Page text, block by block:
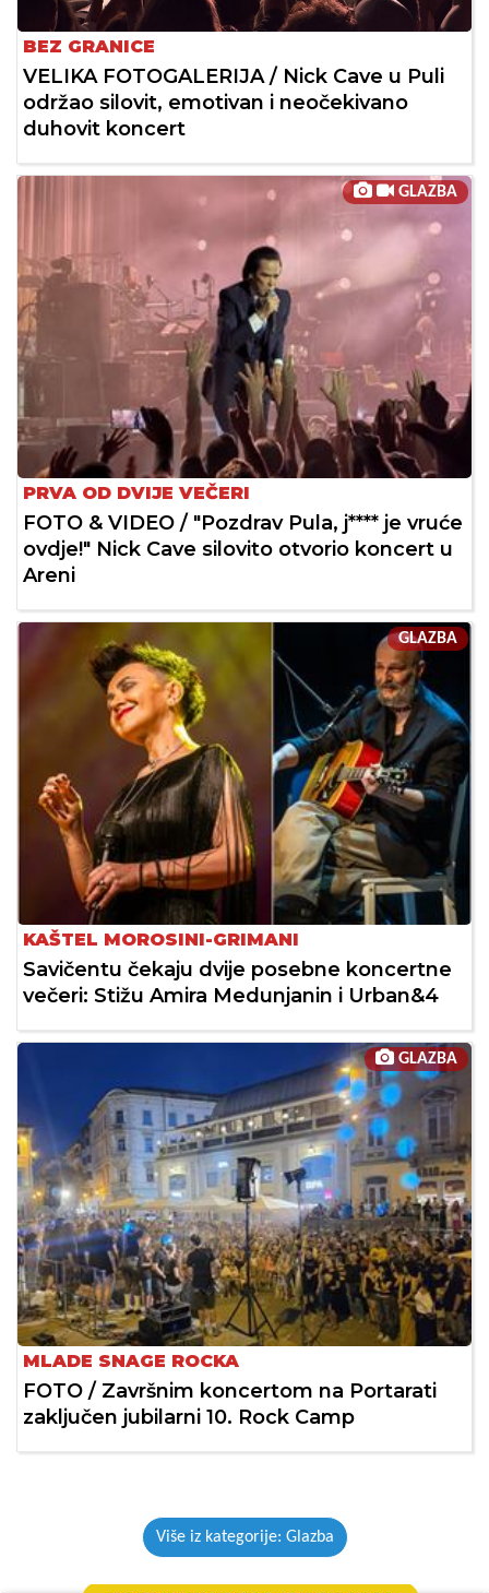
BEZ GRANICE
VELIKA FOTOGALERIJA / Nick Cave u Puli
održao silovit, emotivan i neočekivano
duhovit koncert
GLAZBA
PRVA OD DVIJE VEČERI
FOTO & VIDEO / "Pozdrav Pula, j**** je vruće
ovdje!" Nick Cave silovito otvorio koncert u
Areni
GLAZBA
KAŠTEL MOROSINI-GRIMANI
Savičentu čekaju dvije posebne koncertne
večeri: Stižu Amira Medunjanin i Urban&4
GLAZBA
MLADE SNAGE ROCKA
FOTO / Završnim koncertom na Portarati
zaključen jubilarni 10. Rock Camp
Više iz kategorije: Glazba